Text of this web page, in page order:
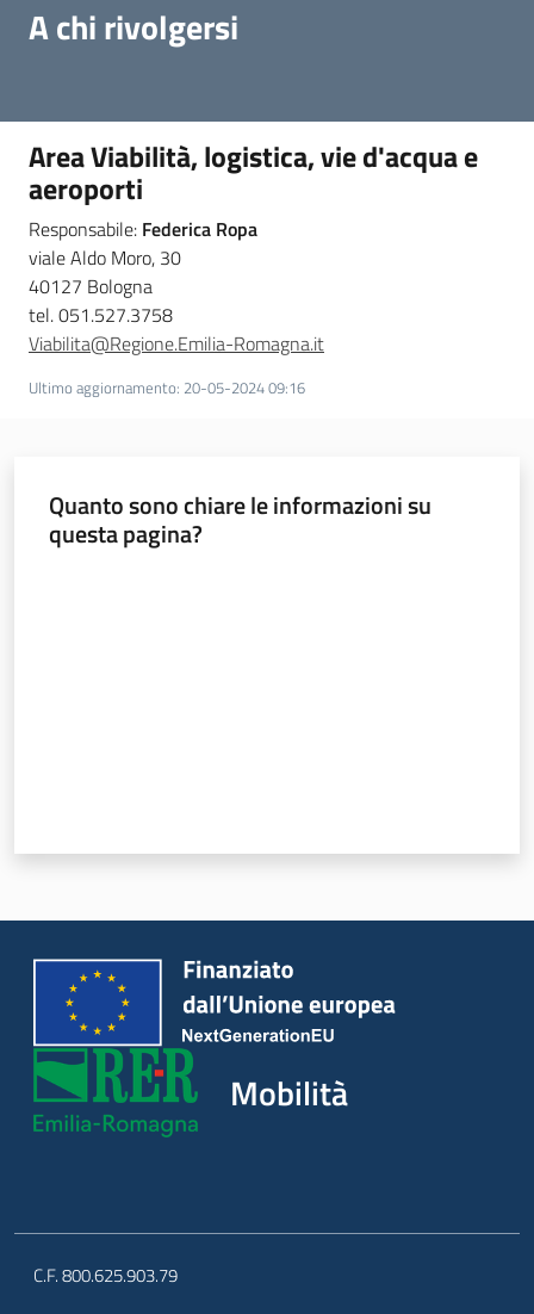
A chi rivolgersi
Area Viabilità, logistica, vie d'acqua e
aeroporti
Responsabile: Federica Ropa
viale Aldo Moro, 30
40127 Bologna
tel. 051.527.3758
Viabilita@Regione.Emilia-Romagna.it
Ultimo aggiornamento: 20-05-2024 09:16
Quanto sono chiare le informazioni su
questa pagina?
Mobilità
C.F. 800.625.903.79